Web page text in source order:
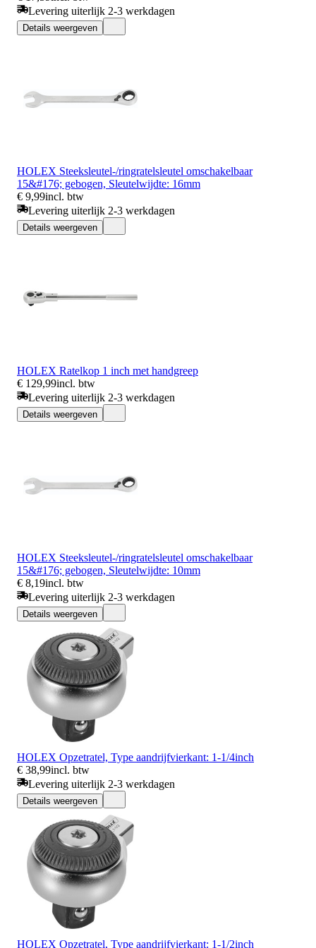
Levering uiterlijk 2-3 werkdagen
Details weergeven
HOLEX Steeksleutel-/ringratelsleutel omschakelbaar
15&#176; gebogen, Sleutelwijdte: 16mm
€ 9,99incl. btw
Levering uiterlijk 2-3 werkdagen
Details weergeven
HOLEX Ratelkop 1 inch met handgreep
€ 129,99incl. btw
Levering uiterlijk 2-3 werkdagen
Details weergeven
HOLEX Steeksleutel-/ringratelsleutel omschakelbaar
15&#176; gebogen, Sleutelwijdte: 10mm
€ 8,19incl. btw
Levering uiterlijk 2-3 werkdagen
Details weergeven
HOLEX Opzetratel, Type aandrijfvierkant: 1-1/4inch
€ 38,99incl. btw
Levering uiterlijk 2-3 werkdagen
Details weergeven
HOLEX Opzetratel, Type aandrijfvierkant: 1-1/2inch